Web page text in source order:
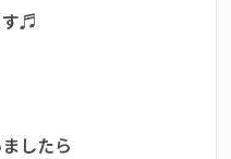
す♬
したら